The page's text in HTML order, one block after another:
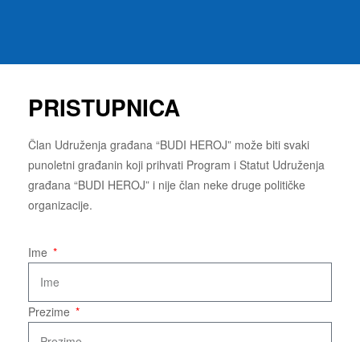
PRISTUPNICA
Član Udruženja građana “BUDI HEROJ” može biti svaki
punoletni građanin koji prihvati Program i Statut Udruženja
građana “BUDI HEROJ” i nije član neke druge političke
organizacije.
Ime
Prezime